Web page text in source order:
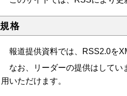
規格
報道提供資料では、RSS2.0を
なお、リーダーの提供はしてい
用いただけます。